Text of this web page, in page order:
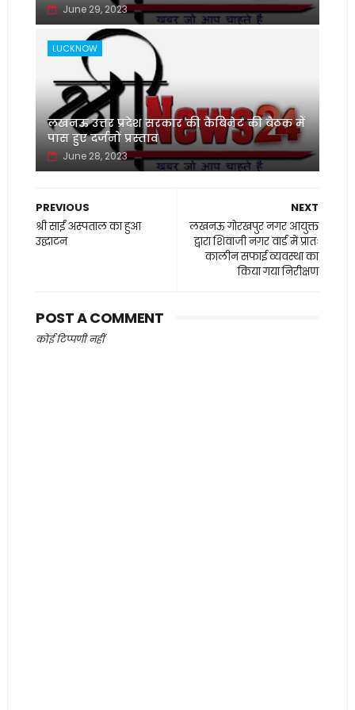
June 29, 2023
LUCKNOW
लखनऊ उत्तर प्रदेश सरकार की कैबिनेट की बैठक में
पास हुए दर्जनों प्रस्ताव
June 28, 2023
NEXT
लखनऊ गोरखपुर नगर आयुक्त
द्वारा शिवाजी नगर वार्ड में प्रातः
कालीन सफाई व्यवस्था का
किया गया निरीक्षण
PREVIOUS
श्री साईं अस्पताल का हुआ
उद्घाटन
POST A COMMENT
कोई टिप्पणी नहीं